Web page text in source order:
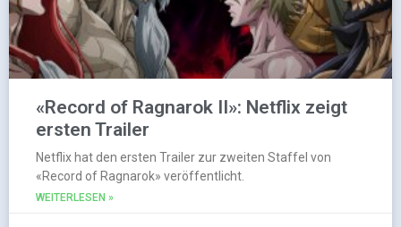
«Record of Ragnarok II»: Netflix zeigt
ersten Trailer
Netflix hat den ersten Trailer zur zweiten Staffel von
«Record of Ragnarok» veröffentlicht.
WEITERLESEN »